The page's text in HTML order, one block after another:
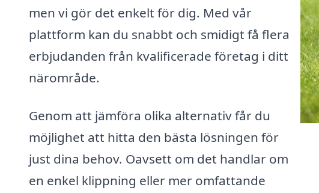
men vi gör det enkelt för dig. Med vår
plattform kan du snabbt och smidigt få flera
erbjudanden från kvalificerade företag i ditt
närområde.
Genom att jämföra olika alternativ får du
möjlighet att hitta den bästa lösningen för
just dina behov. Oavsett om det handlar om
en enkel klippning eller mer omfattande